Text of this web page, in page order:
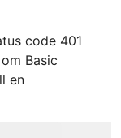
code 401
Basic
en